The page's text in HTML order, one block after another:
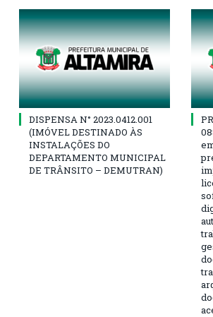
DISPENSA N° 2023.0412.001
(IMÓVEL DESTINADO ÀS
INSTALAÇÕES DO
DEPARTAMENTO MUNICIPAL
DE TRÂNSITO – DEMUTRAN)